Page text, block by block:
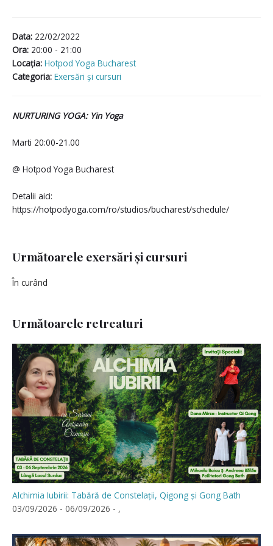
Data: 22/02/2022
Ora: 20:00 - 21:00
Locaţia: Hotpod Yoga Bucharest
Categoria: Exersări și cursuri
NURTURING YOGA: Yin Yoga
Marti 20:00-21.00
@ Hotpod Yoga Bucharest
Detalii aici:
https://hotpodyoga.com/ro/studios/bucharest/schedule/
Următoarele exersări și cursuri
În curând
Următoarele retreaturi
Alchimia Iubirii: Tabără de Constelații, Qigong și Gong Bath
03/09/2026 - 06/09/2026 - ,